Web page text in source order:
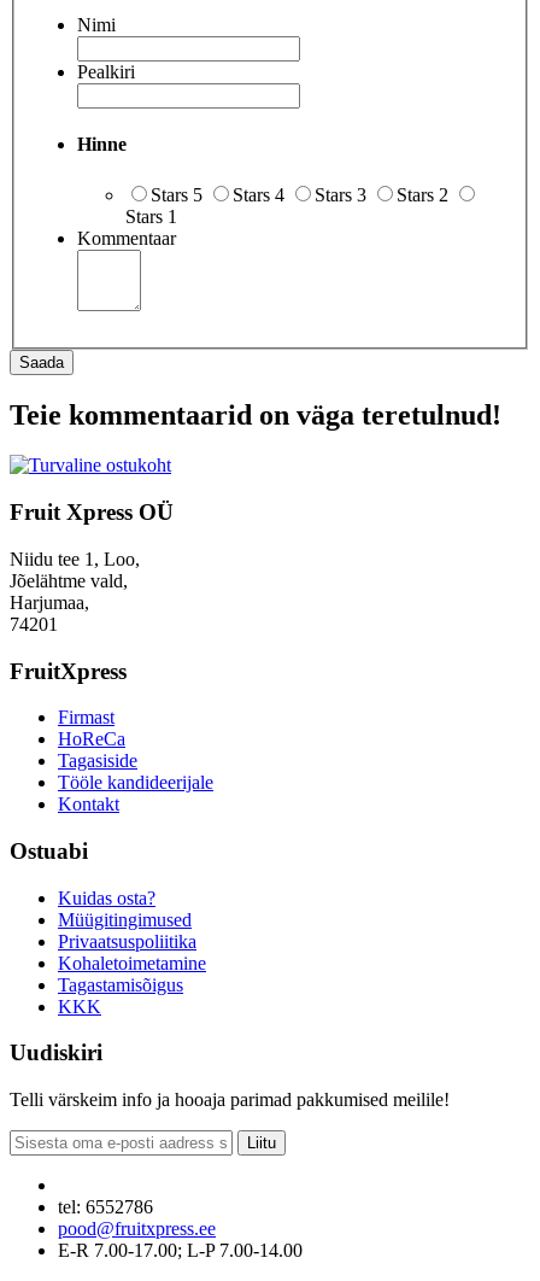
Nimi
Pealkiri
Hinne
Stars 5 Stars 4 Stars 3
Stars 2
Stars 1
Kommentaar
Saada
Teie kommentaarid on väga teretulnud!
Fruit Xpress OÜ
Niidu tee 1, Loo,
Jõelähtme vald,
Harjumaa,
74201
FruitXpress
Firmast
HoReCa
Tagasiside
Tööle kandideerijale
Kontakt
Ostuabi
Kuidas osta?
Müügitingimused
Privaatsuspoliitika
Kohaletoimetamine
Tagastamisõigus
KKK
Uudiskiri
Telli värskeim info ja hooaja parimad pakkumised meilile!
Liitu
tel: 6552786
pood@fruitxpress.ee
E-R 7.00-17.00; L-P 7.00-14.00